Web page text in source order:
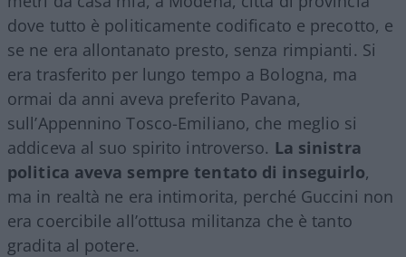
dove tutto è politicamente codificato e precotto, e
se ne era allontanato presto, senza rimpianti. Si
era trasferito per lungo tempo a Bologna, ma
ormai da anni aveva preferito Pavana,
sull’Appennino Tosco-Emiliano, che meglio si
addiceva al suo spirito introverso. La sinistra
politica aveva sempre tentato di inseguirlo,
ma in realtà ne era intimorita, perché Guccini non
era coercibile all’ottusa militanza che è tanto
gradita al potere.